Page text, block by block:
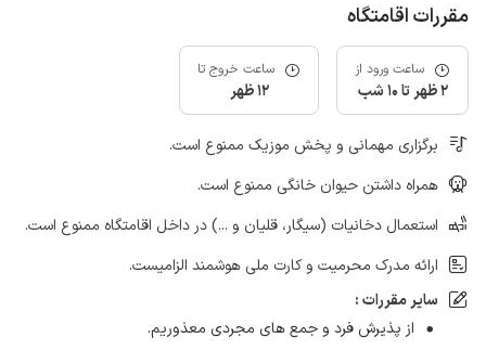
مقررات اقامتگاه
ساعت ورود از
2 ظهر تا 10 شب
ساعت خروج تا
12 ظهر
برگزاری مهمانی و پخش موزیک ممنوع است.
همراه داشتن حیوان خانگی ممنوع است.
استعمال دخانیات (سیگار، قلیان و ...) در داخل اقامتگاه ممنوع است.
ارائه مدرک محرمیت و کارت ملی هوشمند الزامیست.
سایر مقررات :
از پذیرش فرد و جمع های مجردی معذوریم.